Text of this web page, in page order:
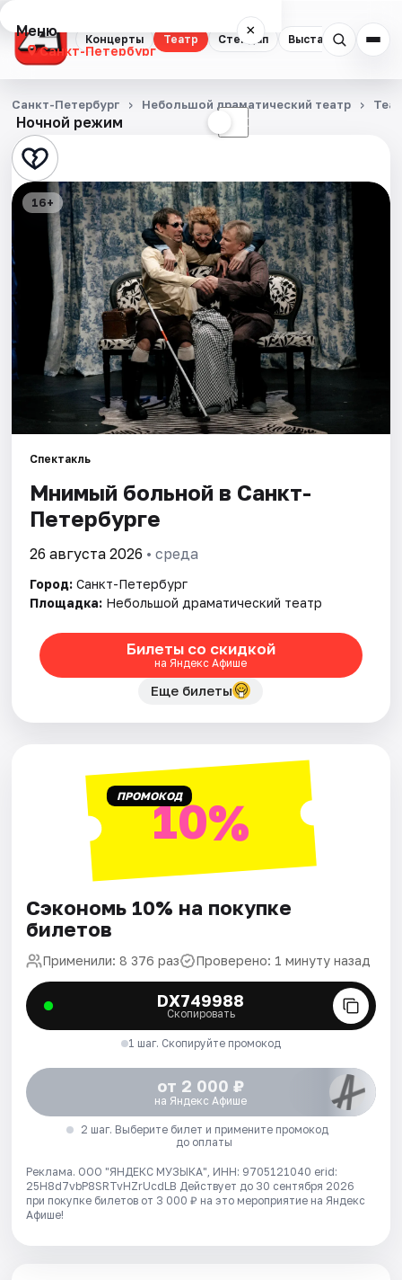
Концерты Театр Стендап Выставки
Меню ×
Санкт-Петербург
Концерты
Театр
Стендап
Выставки
Квесты
Экскурсии
Спорт
События
Площадки
Артисты
Ночной режим ☾
Санкт-Петербург Небольшой драматический театр
16+
Спектакль
Мнимый больной в Санкт-
Петербурге
26 августа 2026 • среда
Город: Санкт-Петербург
Площадка: Небольшой драматический театр
Билеты со скидкой
на Яндекс Афише
Еще билеты
ПРОМОКОД10%
Сэкономь 10% на покупке
билетов
Применили: 8 376 раз Проверено: 1 минуту назад
DX749988
Скопировать
1 шаг. Скопируйте промокод
от 2 000 ₽
на Яндекс Афише
2 шаг. Выберите билет и примените промокод
до оплаты
Реклама. ООО "ЯНДЕКС МУЗЫКА", ИНН: 9705121040 erid:
25H8d7vbP8SRTvHZrUcdLB Действует до 30 сентября 2026
при покупке билетов от 3 000 ₽ на это мероприятие на Яндекс
Афише!